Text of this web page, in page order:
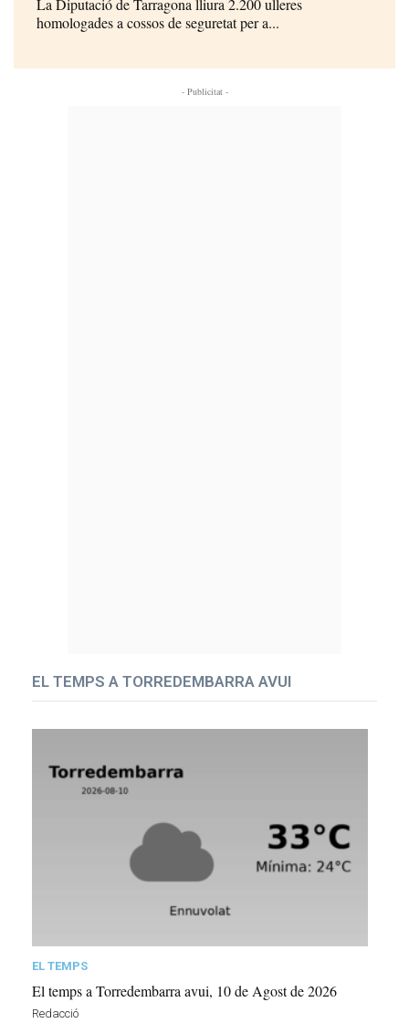
La Diputació de Tarragona lliura 2.200 ulleres
homologades a cossos de seguretat per a...
- Publicitat -
EL TEMPS A TORREDEMBARRA AVUI
EL TEMPS
El temps a Torredembarra avui, 10 de Agost de 2026
Redacció